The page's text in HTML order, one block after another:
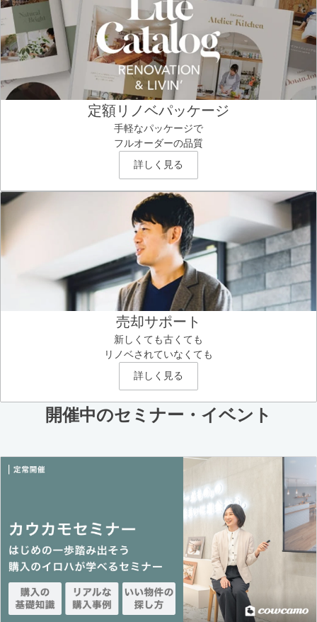
定額リノベパッケージ
手軽なパッケージで
フルオーダーの品質
詳しく見る
売却サポート
新しくても古くても
リノベされていなくても
詳しく見る
開催中のセミナー・イベント